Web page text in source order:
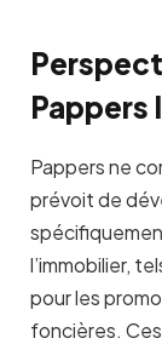
Pappers
Pappers ne
prévoit de
l’immobilier,
pour les
foncières.